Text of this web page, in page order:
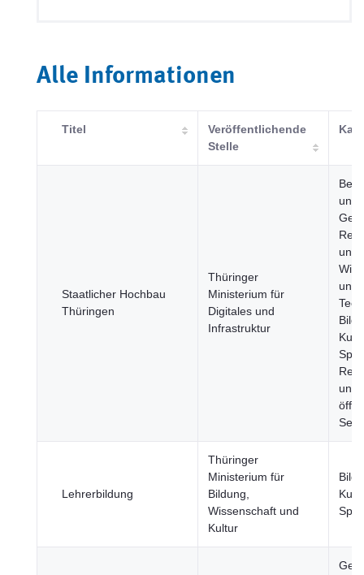
Alle Informationen
Titel
Veröffentlichende
Stelle
Staatlicher Hochbau
Thüringen
Thüringer
Ministerium für
Digitales und
Infrastruktur
und
und
und
und
Lehrerbildung
Thüringer
Ministerium für
Bildung,
Wissenschaft und
Kultur